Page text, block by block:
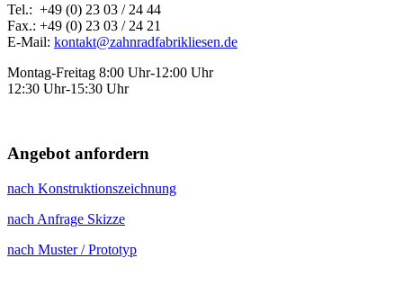
Tel.: +49 (0) 23 03 / 24 44
Fax.: +49 (0) 23 03 / 24 21
E-Mail: kontakt@zahnradfabrikliesen.de
Montag-Freitag 8:00 Uhr-12:00 Uhr
12:30 Uhr-15:30 Uhr
Angebot anfordern
nach Konstruktionszeichnung
nach Anfrage Skizze
nach Muster / Prototyp